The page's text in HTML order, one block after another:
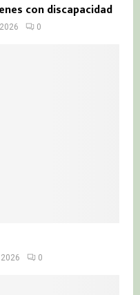
con discapacidad
0
0